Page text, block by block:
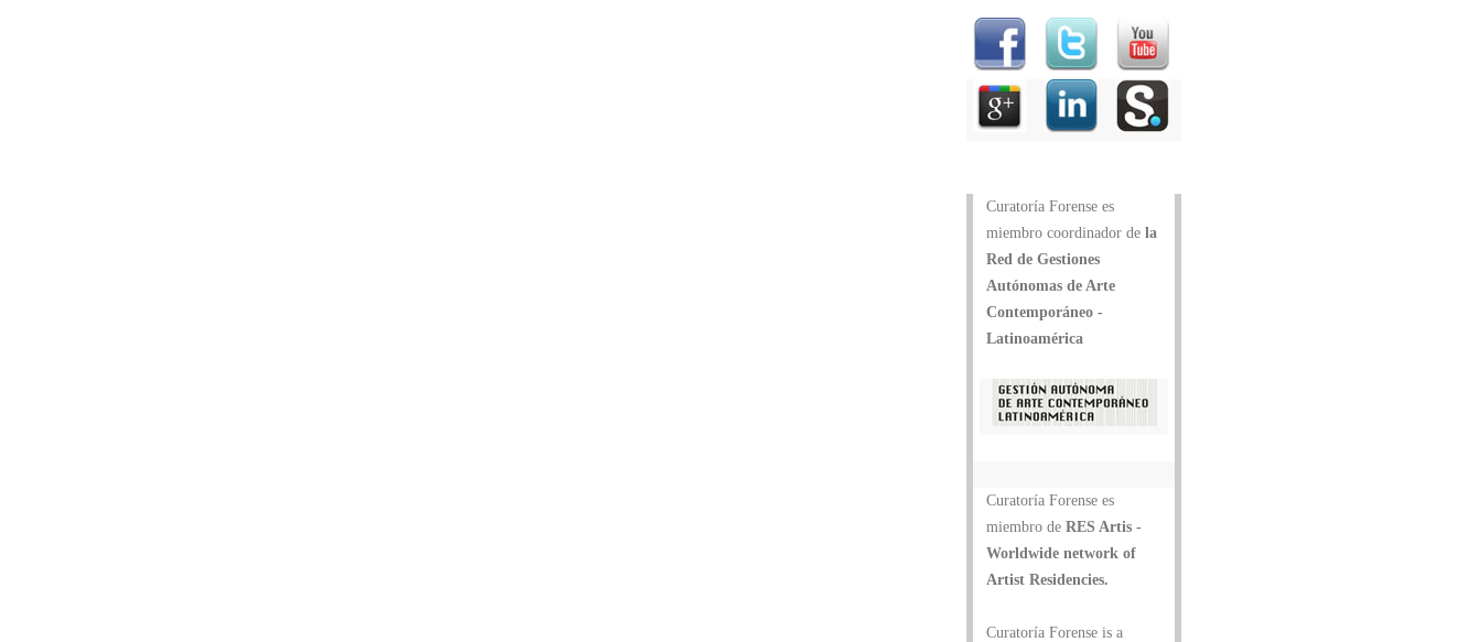
Curatoría Forense es
miembro coordinador de la
Red de Gestiones
Autónomas de Arte
Contemporáneo -
Latinoamérica
Curatoría Forense es
miembro de RES Artis -
Worldwide network of
Artist Residencies.
Curatoría Forense is a